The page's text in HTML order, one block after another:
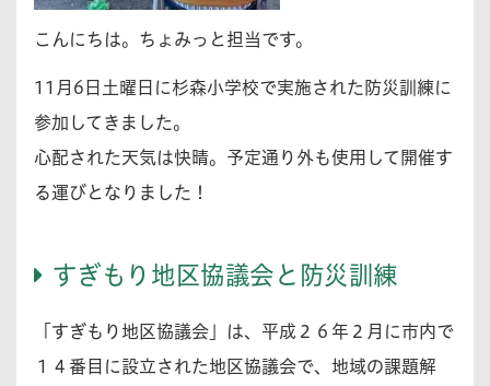
こんにちは。ちょみっと担当です。
11月6日土曜日に杉森小学校で実施された防災訓練に
参加してきました。
心配された天気は快晴。予定通り外も使用して開催す
る運びとなりました！
すぎもり地区協議会と防災訓練
「すぎもり地区協議会」は、平成２６年２月に市内で
１４番目に設立された地区協議会で、地域の課題解